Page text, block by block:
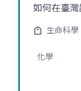
如何在臺灣
生命科學
化學